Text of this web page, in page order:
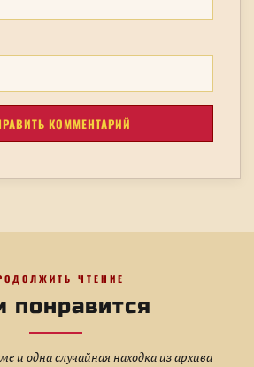
ЧТЕНИЕ
понравится
и одна случайная находка из архива